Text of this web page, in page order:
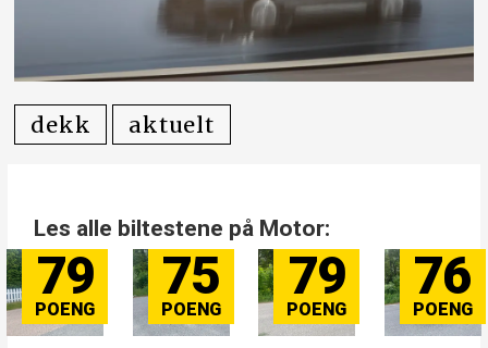
dekk aktuelt
Les alle biltestene på Motor:
79 76 84 81